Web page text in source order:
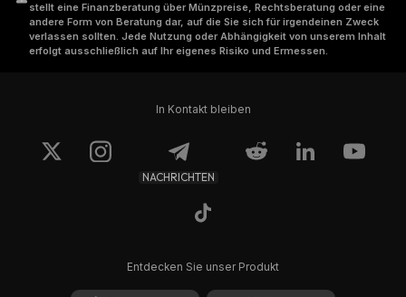
stellt eine Finanzberatung über Münzpreise, Rechtsberatung oder eine
andere Form von Beratung dar, auf die Sie sich für irgendeinen Zweck
verlassen sollten. Jede Nutzung oder Abhängigkeit von unserem Inhalt
erfolgt ausschließlich auf Ihr eigenes Risiko und Ermessen.
In Kontakt bleiben
NACHRICHTEN
Entdecken Sie unser Produkt